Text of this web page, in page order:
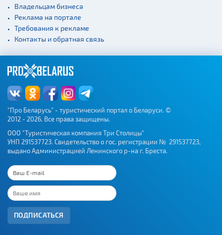
Владельцам бизнеса
Реклама на портале
Требования к рекламе
Контакты и обратная связь
"Про Беларусь" - туристический портал о Беларуси. ©
2012 - 2026. Все права защищены.
ООО "Туристическая компания Три Столицы"
УНП 291537723. Свидетельство о гос. регистрации № 291537723,
выдано Администрацией Ленинского р-на г. Бреста.
ПОДПИСАТЬСЯ